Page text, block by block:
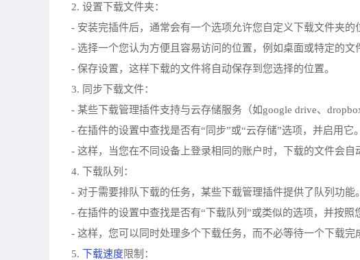
2. 设置下载文件夹：
- 安装完插件后，通常会有一个选项允许您自定义下载文件夹的
- 选择一个您认为方便且容易访问的位置，例如桌面或特定的文
- 保存设置，这样下载的文件将自动保存到您选择的位置。
3. 同步下载文件：
- 某些下载管理插件支持与云存储服务（如google drive、
- 在插件的设置中查找是否有“同步”或“云存储”选项，并启用它。
- 这样，当您在不同设备上登录相同的账户时，下载的文件会自
4. 下载队列：
- 对于需要排队下载的任务，某些下载管理插件提供了队列功能。
- 在插件的设置中查找是否有“下载队列”或类似的选项，并按照
- 这样，您可以同时处理多个下载任务，而不必等待一个下载完
5. 下载速度限制：